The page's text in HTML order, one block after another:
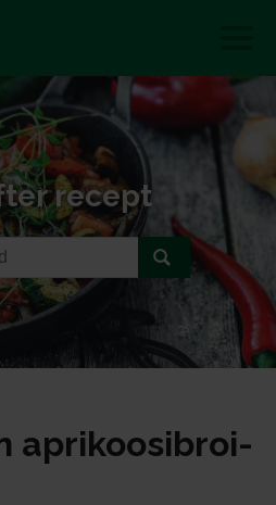
recept
ap­ri­koo­sib­roi­